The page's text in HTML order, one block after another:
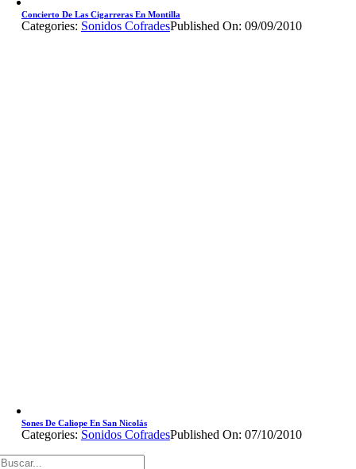
Concierto De Las Cigarreras En Montilla
Categories: Sonidos CofradesPublished On: 09/09/2010
Sones De Caliope En San Nicolás
Categories: Sonidos CofradesPublished On: 07/10/2010